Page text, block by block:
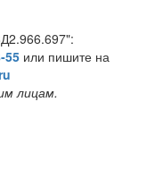
или пишите на
лицам.